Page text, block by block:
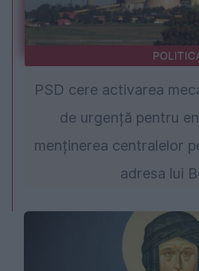
PSD cere activarea
de urgență pentru
menținerea centralelor
adresa lui